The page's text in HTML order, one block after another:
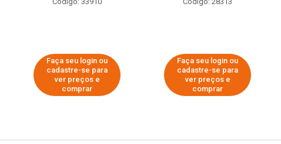
Faça seu login ou
cadastre-se para
ver preços e
comprar
Faça seu login ou
cadastre-se para
ver preços e
comprar